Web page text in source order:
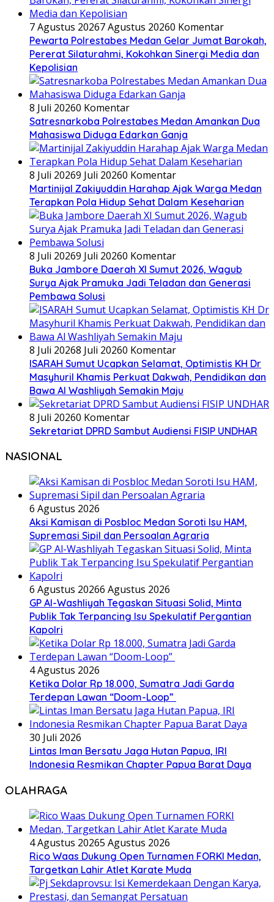
7 Agustus 20267 Agustus 20260 Komentar
Pewarta Polrestabes Medan Gelar Jumat Barokah,
Pererat Silaturahmi, Kokohkan Sinergi Media dan
Kepolisian
8 Juli 20260 Komentar
Satresnarkoba Polrestabes Medan Amankan Dua
Mahasiswa Diduga Edarkan Ganja
8 Juli 20269 Juli 20260 Komentar
Martinijal Zakiyuddin Harahap Ajak Warga Medan
Terapkan Pola Hidup Sehat Dalam Keseharian
8 Juli 20269 Juli 20260 Komentar
Buka Jambore Daerah XI Sumut 2026, Wagub
Surya Ajak Pramuka Jadi Teladan dan Generasi
Pembawa Solusi
8 Juli 20268 Juli 20260 Komentar
ISARAH Sumut Ucapkan Selamat, Optimistis KH Dr
Masyhuril Khamis Perkuat Dakwah, Pendidikan dan
Bawa Al Washliyah Semakin Maju
8 Juli 20260 Komentar
Sekretariat DPRD Sambut Audiensi FISIP UNDHAR
NASIONAL
6 Agustus 2026
Aksi Kamisan di Posbloc Medan Soroti Isu HAM,
Supremasi Sipil dan Persoalan Agraria
6 Agustus 20266 Agustus 2026
GP Al-Washliyah Tegaskan Situasi Solid, Minta
Publik Tak Terpancing Isu Spekulatif Pergantian
Kapolri
4 Agustus 2026
Ketika Dolar Rp 18.000, Sumatra Jadi Garda
Terdepan Lawan “Doom-Loop”
30 Juli 2026
Lintas Iman Bersatu Jaga Hutan Papua, IRI
Indonesia Resmikan Chapter Papua Barat Daya
OLAHRAGA
4 Agustus 20265 Agustus 2026
Rico Waas Dukung Open Turnamen FORKI Medan,
Targetkan Lahir Atlet Karate Muda